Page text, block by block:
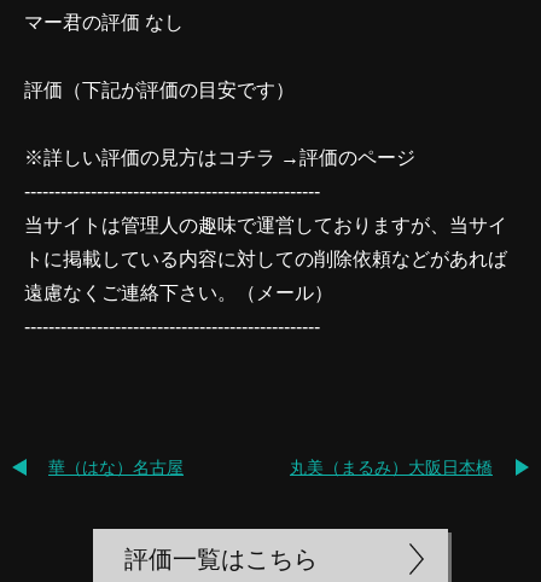
マー君の評価 なし
評価（下記が評価の目安です）
※詳しい評価の見方はコチラ →評価のページ
-------------------------------------------------
当サイトは管理人の趣味で運営しておりますが、当サイ
トに掲載している内容に対しての削除依頼などがあれば
遠慮なくご連絡下さい。（ メール）
-------------------------------------------------
華（はな）名古屋 丸美（まるみ）大阪日本橋
評価一覧はこちら